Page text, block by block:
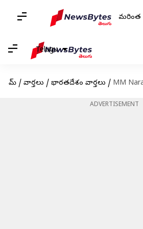
మరింత
Telugu
హోమ్ / వార్తలు / భారతదేశం వార్తలు / MM Naravane: 'ఆ రోజు
ADVERTISEMENT